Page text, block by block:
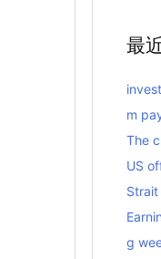
最
m
The
US
g